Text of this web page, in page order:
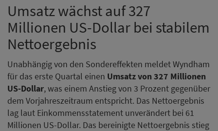
Umsatz wächst auf 327
Millionen US-Dollar bei stabilem
Nettoergebnis
Unabhängig von den Sondereffekten meldet Wyndham
für das erste Quartal einen Umsatz von 327 Millionen
US-Dollar, was einem Anstieg von 3 Prozent gegenüber
dem Vorjahreszeitraum entspricht. Das Nettoergebnis
lag laut Einkommensstatement unverändert bei 61
Millionen US-Dollar. Das bereinigte Nettoergebnis stieg